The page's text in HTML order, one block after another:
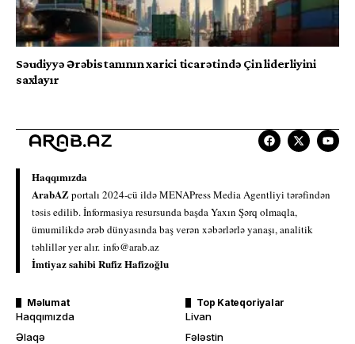
Səudiyyə Ərəbistanının xarici ticarətində Çin liderliyini
saxlayır
Haqqımızda
ArabAZportalı 2024-cü ildə MENAPress Media Agentliyi tərəfindən
təsis edilib. İnformasiya resursunda başda Yaxın Şərq olmaqla,
ümumilikdə ərəb dünyasında baş verən xəbərlərlə yanaşı, analitik
təhlillər yer alır. info@arab.az
İmtiyaz sahibi Rufiz Hafizoğlu
Məlumat
Haqqımızda
Əlaqə
Top Kateqoriyalar
Livan
Fələstin